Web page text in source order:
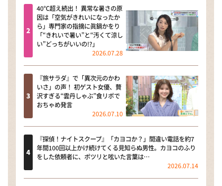
40℃超え続出！ 異常な暑さの原
因は「空気がきれいになったか
ら」専門家の指摘に眞鍋かをり
「“きれいで暑い”と“汚くて涼し
い”どっちがいいの!?」
2026.07.28
『旅サラダ』で「異次元のかわ
いさ」の声！ 初ゲスト女優、贅
沢すぎる“雲丹しゃぶ”食リポで
おちゃめ発言
2026.07.10
『探偵！ナイトスクープ』「カヨコか？」間違い電話を約7
年間100回以上かけ続けてくる見知らぬ男性。カヨコのふり
をした依頼者に、ポツリと呟いた言葉は…
2026.07.14